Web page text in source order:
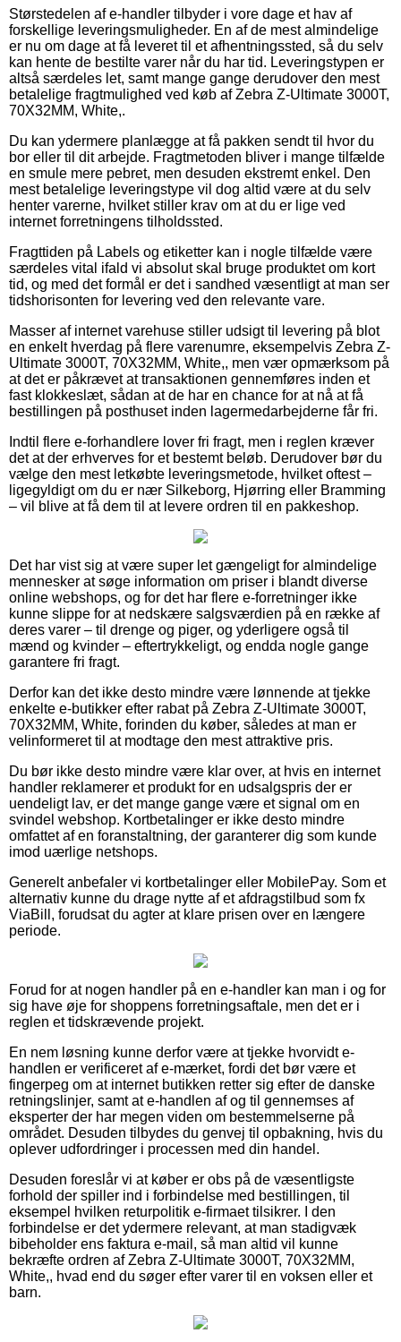
Størstedelen af e-handler tilbyder i vore dage et hav af
forskellige leveringsmuligheder. En af de mest almindelige
er nu om dage at få leveret til et afhentningssted, så du selv
kan hente de bestilte varer når du har tid. Leveringstypen er
altså særdeles let, samt mange gange derudover den mest
betalelige fragtmulighed ved køb af Zebra Z-Ultimate 3000T,
70X32MM, White,.
Du kan ydermere planlægge at få pakken sendt til hvor du
bor eller til dit arbejde. Fragtmetoden bliver i mange tilfælde
en smule mere pebret, men desuden ekstremt enkel. Den
mest betalelige leveringstype vil dog altid være at du selv
henter varerne, hvilket stiller krav om at du er lige ved
internet forretningens tilholdssted.
Fragttiden på Labels og etiketter kan i nogle tilfælde være
særdeles vital ifald vi absolut skal bruge produktet om kort
tid, og med det formål er det i sandhed væsentligt at man ser
tidshorisonten for levering ved den relevante vare.
Masser af internet varehuse stiller udsigt til levering på blot
en enkelt hverdag på flere varenumre, eksempelvis Zebra Z-
Ultimate 3000T, 70X32MM, White,, men vær opmærksom på
at det er påkrævet at transaktionen gennemføres inden et
fast klokkeslæt, sådan at de har en chance for at nå at få
bestillingen på posthuset inden lagermedarbejderne får fri.
Indtil flere e-forhandlere lover fri fragt, men i reglen kræver
det at der erhverves for et bestemt beløb. Derudover bør du
vælge den mest letkøbte leveringsmetode, hvilket oftest –
ligegyldigt om du er nær Silkeborg, Hjørring eller Bramming
– vil blive at få dem til at levere ordren til en pakkeshop.
Det har vist sig at være super let gængeligt for almindelige
mennesker at søge information om priser i blandt diverse
online webshops, og for det har flere e-forretninger ikke
kunne slippe for at nedskære salgsværdien på en række af
deres varer – til drenge og piger, og yderligere også til
mænd og kvinder – eftertrykkeligt, og endda nogle gange
garantere fri fragt.
Derfor kan det ikke desto mindre være lønnende at tjekke
enkelte e-butikker efter rabat på Zebra Z-Ultimate 3000T,
70X32MM, White, forinden du køber, således at man er
velinformeret til at modtage den mest attraktive pris.
Du bør ikke desto mindre være klar over, at hvis en internet
handler reklamerer et produkt for en udsalgspris der er
uendeligt lav, er det mange gange være et signal om en
svindel webshop. Kortbetalinger er ikke desto mindre
omfattet af en foranstaltning, der garanterer dig som kunde
imod uærlige netshops.
Generelt anbefaler vi kortbetalinger eller MobilePay. Som et
alternativ kunne du drage nytte af et afdragstilbud som fx
ViaBill, forudsat du agter at klare prisen over en længere
periode.
Forud for at nogen handler på en e-handler kan man i og for
sig have øje for shoppens forretningsaftale, men det er i
reglen et tidskrævende projekt.
En nem løsning kunne derfor være at tjekke hvorvidt e-
handlen er verificeret af e-mærket, fordi det bør være et
fingerpeg om at internet butikken retter sig efter de danske
retningslinjer, samt at e-handlen af og til gennemses af
eksperter der har megen viden om bestemmelserne på
området. Desuden tilbydes du genvej til opbakning, hvis du
oplever udfordringer i processen med din handel.
Desuden foreslår vi at køber er obs på de væsentligste
forhold der spiller ind i forbindelse med bestillingen, til
eksempel hvilken returpolitik e-firmaet tilsikrer. I den
forbindelse er det ydermere relevant, at man stadigvæk
bibeholder ens faktura e-mail, så man altid vil kunne
bekræfte ordren af Zebra Z-Ultimate 3000T, 70X32MM,
White,, hvad end du søger efter varer til en voksen eller et
barn.